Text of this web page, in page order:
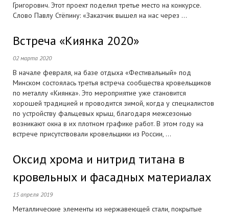
Григорович. Этот проект поделил третье место на конкурсе.
Слово Павлу Стёпину: «Заказчик вышел на нас через ...
Встреча «Киянка 2020»
02 марта 2020
В начале февраля, на базе отдыха «Фестивальный» под
Минском состоялась третья встреча сообщества кровельщиков
по металлу «Киянка». Это мероприятие уже становится
хорошей традицией и проводится зимой, когда у специалистов
по устройству фальцевых крыш, благодаря межсезонью
возникают окна в их плотном графике работ. В этом году на
встрече присутствовали кровельщики из России, ...
Оксид хрома и нитрид титана в
кровельных и фасадных материалах
15 апреля 2019
Металлические элементы из нержавеющей стали, покрытые